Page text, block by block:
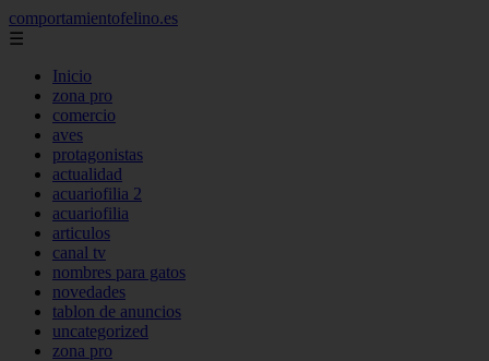
comportamientofelino.es
☰
Inicio
zona pro
comercio
aves
protagonistas
actualidad
acuariofilia 2
acuariofilia
articulos
canal tv
nombres para gatos
novedades
tablon de anuncios
uncategorized
zona pro